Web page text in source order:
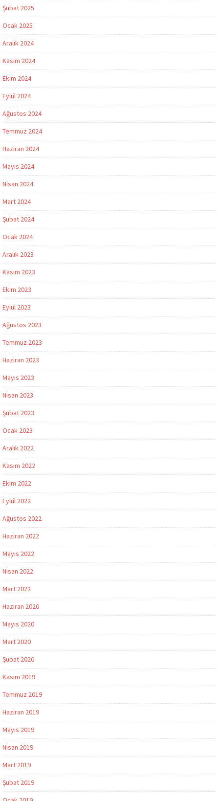
Şubat 2025
Ocak 2025
Aralık 2024
Kasım 2024
Ekim 2024
Eylül 2024
Ağustos 2024
Temmuz 2024
Haziran 2024
Mayıs 2024
Nisan 2024
Mart 2024
Şubat 2024
Ocak 2024
Aralık 2023
Kasım 2023
Ekim 2023
Eylül 2023
Ağustos 2023
Temmuz 2023
Haziran 2023
Mayıs 2023
Nisan 2023
Şubat 2023
Ocak 2023
Aralık 2022
Kasım 2022
Ekim 2022
Eylül 2022
Ağustos 2022
Haziran 2022
Mayıs 2022
Nisan 2022
Mart 2022
Haziran 2020
Mayıs 2020
Mart 2020
Şubat 2020
Kasım 2019
Temmuz 2019
Haziran 2019
Mayıs 2019
Nisan 2019
Mart 2019
Şubat 2019